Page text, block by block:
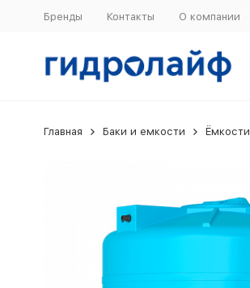
Бренды Контакты О компании
Главная Баки и емкости Ёмкости